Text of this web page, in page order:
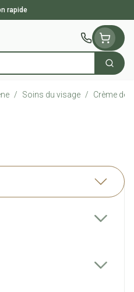
rapide
/ Soins du visage / Crème de